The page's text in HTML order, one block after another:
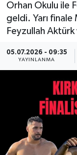
Orhan Okulu ile
geldi. Yarı finale
Feyzullah
05.07.2026 - 09:35
YAYINLANMA
Görüntülü
Kültür &
Magazin
Resmi İlan
Sağlık &
Haber Arşivi